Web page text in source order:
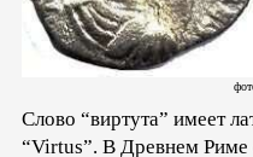
Слово “виртута” имеет
“Virtus”. В Древнем Риме